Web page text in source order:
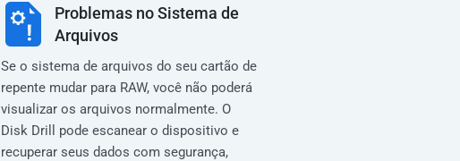
Problemas no Sistema de
Arquivos
Se o sistema de arquivos do seu cartão de
repente mudar para RAW, você não poderá
visualizar os arquivos normalmente. O
Disk Drill pode escanear o dispositivo e
recuperar seus dados com segurança,